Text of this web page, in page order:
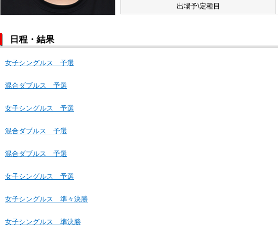
出場予\定種目
日程・結果
女子シングルス 予選
混合ダブルス 予選
女子シングルス 予選
混合ダブルス 予選
混合ダブルス 予選
女子シングルス 予選
女子シングルス 準々決勝
女子シングルス 準決勝